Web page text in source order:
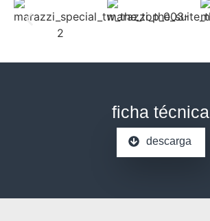
ficha técnica
descarga